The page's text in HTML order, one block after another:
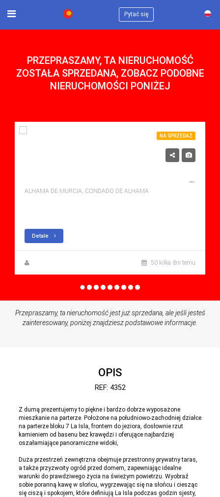
Pytać się
PRZEPRASZAMY, TA NIERUCHOMOŚĆ
ZOSTAŁA SPRZEDANA, ZOBACZ PODOBNE
NIERUCHOMOŚCI PONIŻEJ
NA SPRZEDAŻ
NA SPRZEDAŻ APARTMENT W CONDADO DE ALHAMA, ALHAMA DE MURCIA Z BASENEM
ALHAMA DE MURCIA, CONDADO DE ALHAMA
Detale
50 kilka dni temu
Przepraszamy, ta nieruchomość jest już sprzedana, ale jeśli jesteś
zainteresowany, poniżej znajdziesz podstawowe informacje.
OPIS
REF: 4352
Z dumą prezentujemy to piękne i bardzo dobrze wyposażone
mieszkanie na parterze. Położone na południowo-zachodniej działce
na parterze bloku 7 La Isla, frontem do jeziora, dosłownie rzut
kamieniem od basenu bez krawędzi i oferujące najbardziej
oszałamiające panoramiczne widoki,
Duża przestrzeń zewnętrzna obejmuje przestronny prywatny taras,
a także przyzwoity ogród przed domem, zapewniając idealne
warunki do prawdziwego życia na świeżym powietrzu. Wyobraź
sobie poranną kawę w słońcu, wygrzewając się na słońcu i ciesząc
się ciszą i spokojem, które definiują La Isla podczas godzin sjesty,